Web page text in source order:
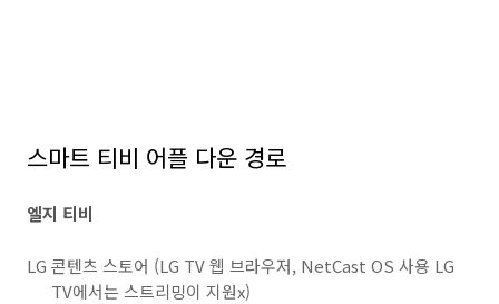
스마트 티비 어플 다운 경로
엘지 티비
LG 콘텐츠 스토어 (LG TV 웹 브라우저, NetCast OS 사용 LG
TV에서는 스트리밍이 지원x)